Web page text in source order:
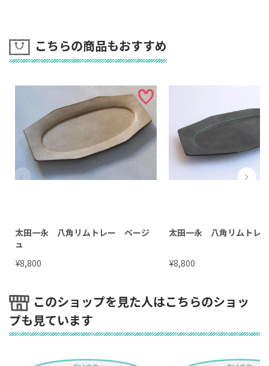
こちらの商品もおすすめ
太田一永 八角リムトレー ベージ
ュ
¥8,800
太田一永 八角リムトレ
¥8,800
このショップを見た人はこちらのショッ
プも見ています